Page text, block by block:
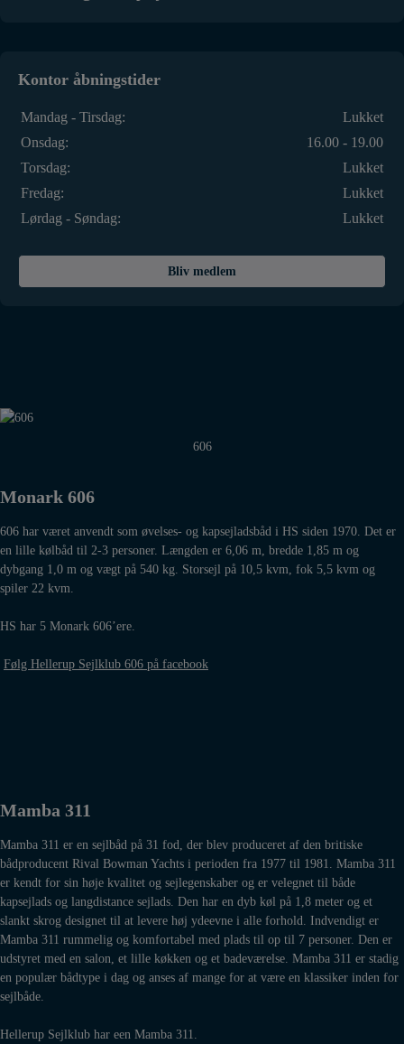
Kontor åbningstider
Mandag - Tirsdag:
Lukket
Onsdag:
16.00 - 19.00
Torsdag:
Lukket
Fredag:
Lukket
Lørdag - Søndag:
Lukket
Bliv medlem
606
Monark 606
606 har været anvendt som øvelses- og kapsejladsbåd i HS siden 1970. Det er
en lille kølbåd til 2-3 personer. Længden er 6,06 m, bredde 1,85 m og
dybgang 1,0 m og vægt på 540 kg. Storsejl på 10,5 kvm, fok 5,5 kvm og
spiler 22 kvm.
HS har 5 Monark 606’ere.
Følg Hellerup Sejlklub 606 på facebook
Mamba 311
Mamba 311 er en sejlbåd på 31 fod, der blev produceret af den britiske
bådproducent Rival Bowman Yachts i perioden fra 1977 til 1981. Mamba 311
er kendt for sin høje kvalitet og sejlegenskaber og er velegnet til både
kapsejlads og langdistance sejlads. Den har en dyb køl på 1,8 meter og et
slankt skrog designet til at levere høj ydeevne i alle forhold. Indvendigt er
Mamba 311 rummelig og komfortabel med plads til op til 7 personer. Den er
udstyret med en salon, et lille køkken og et badeværelse. Mamba 311 er stadig
en populær bådtype i dag og anses af mange for at være en klassiker inden for
sejlbåde.
Hellerup Sejlklub har een Mamba 311.